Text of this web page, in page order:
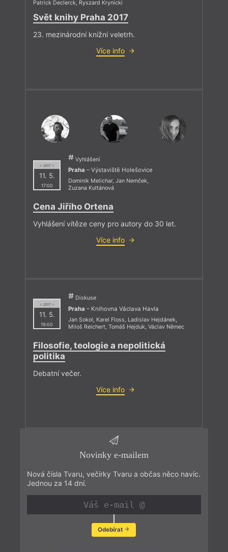
Patrick Declerck, Ryszard Krynicki
Svět knihy Praha 2017
23. mezinárodní knižní veletrh.
Více info
= 2017 =
11. 5.
17:00
Vyhlášení
Praha – Výstaviště Holešovice
Dominik Melichar, Jan Nemček,
Zuzana Kultánová
Cena Jiřího Ortena
Vyhlášení vítěze ceny pro autory do 30 let.
Více info
= 2017 =
11. 5.
19:00
Diskuse
Praha – Knihovna Václava Havla
Jan Sokol , Karel Floss, Ladislav Hejdánek,
Miloš Reichert, Tomáš Hejduk, Václav Němec
Filosofie, teologie a nepolitická
politika
Debatní večer.
Více info
Novinky e-mailem
Nová čísla Tvaru, večírky Tvaru a občas něco navíc.
Jednou za 14 dní.
Odebírat